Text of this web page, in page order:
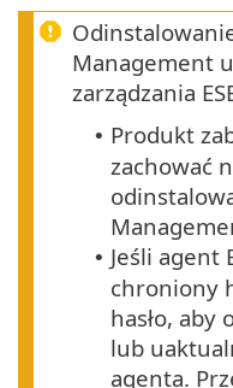
Management
zarządzania
• Produkt
zachować
• Jeśli agent
chroniony
hasło, aby
lub
agenta.